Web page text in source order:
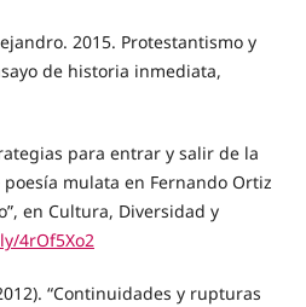
2015. Protestantismo y
de historia inmediata,
para entrar y salir de la
mulata en Fernando Ortiz
en Cultura, Diversidad y
4rOf5Xo2
“Continuidades y rupturas